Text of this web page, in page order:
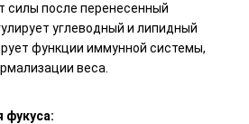
силы после перенесенный
углеводный и липидный
функции иммунной системы,
веса.
фукуса: